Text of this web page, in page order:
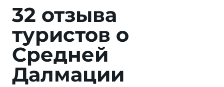
32 отзыва
туристов о
Средней
Далмации